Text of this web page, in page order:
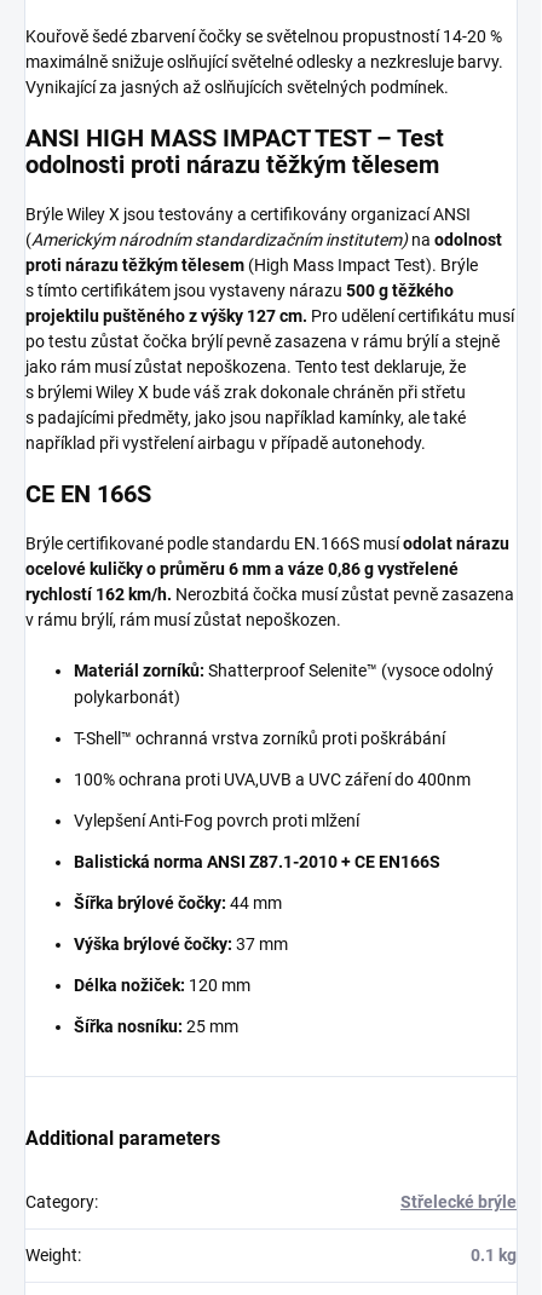
Kouřově šedé zbarvení čočky se světelnou propustností 14-20 %
maximálně snižuje oslňující světelné odlesky a nezkresluje barvy.
Vynikající za jasných až oslňujících světelných podmínek.
ANSI HIGH MASS IMPACT TEST – Test
odolnosti proti nárazu těžkým tělesem
Brýle Wiley X jsou testovány a certifikovány organizací ANSI
(Americkým národním standardizačním institutem)na odolnost
proti nárazu těžkým tělesem (High Mass Impact Test). Brýle
s tímto certifikátem jsou vystaveny nárazu 500 g těžkého
projektilu puštěného z výšky 127 cm. Pro udělení certifikátu musí
po testu zůstat čočka brýlí pevně zasazena v rámu brýlí a stejně
jako rám musí zůstat nepoškozena. Tento test deklaruje, že
s brýlemi Wiley X bude váš zrak dokonale chráněn při střetu
s padajícími předměty, jako jsou například kamínky, ale také
například při vystřelení airbagu v případě autonehody.
CE EN 166S
Brýle certifikované podle standardu EN.166S musíodolat nárazu
ocelové kuličky o průměru 6 mm a váze 0,86 g vystřelené
rychlostí 162 km/h. Nerozbitá čočka musí zůstat pevně zasazena
v rámu brýlí, rám musí zůstat nepoškozen.
Materiál zorníků: Shatterproof Selenite™ (vysoce odolný
polykarbonát)
T-Shell™ ochranná vrstva zorníků proti poškrábání
100% ochrana proti UVA,UVB a UVC záření do 400nm
Vylepšení Anti-Fog povrch proti mlžení
Balistická norma ANSI Z87.1-2010 + CE EN166S
Šířka brýlové čočky: 44 mm
Výška brýlové čočky: 37 mm
Délka nožiček: 120 mm
Šířka nosníku: 25 mm
Additional parameters
Category: Střelecké brýle
Weight: 0.1 kg